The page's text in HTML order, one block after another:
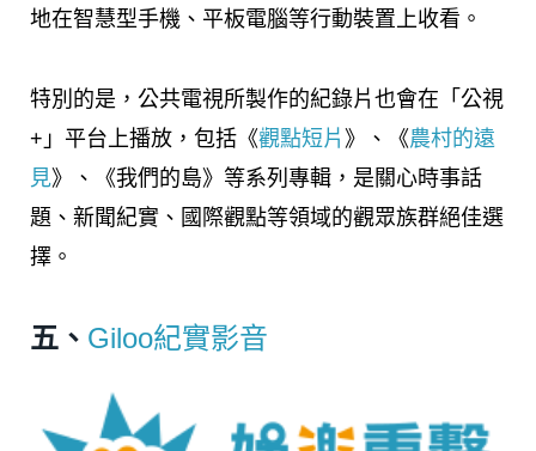
地在智慧型手機、平板電腦等行動裝置上收看。
特別的是，公共電視所製作的紀錄片也會在「公視
+」平台上播放，包括《觀點短片 》、《農村的遠
見》、《我們的島》等系列專輯，是關心時事話
題、新聞紀實、國際觀點等領域的觀眾族群絕佳選
擇。
五、 Giloo紀實影音